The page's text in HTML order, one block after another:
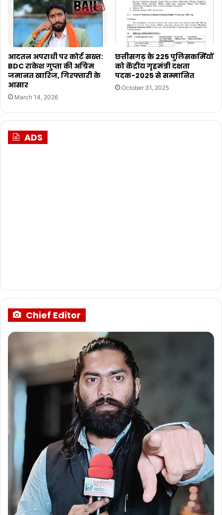
आदतन अपराधी पर कोर्ट सख्त:
BDC राकेश गुप्ता की अग्रिम
जमानत खारिज, गिरफ्तारी के
आसार
March 14, 2026
छत्तीसगढ़ के 225 पुलिसकर्मियों
को केंद्रीय गृहमंत्री दक्षता
पदक-2025 से सम्मानित
October 31, 2025
ADS
Chief Editor